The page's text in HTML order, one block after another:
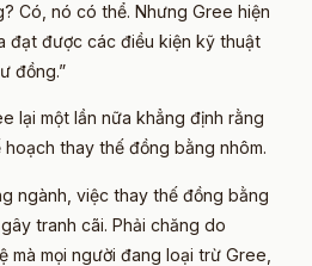
Có, nó có thể. Nhưng Gree hiện
đạt được các điều kiện kỹ thuật
đồng.”
lại một lần nữa khẳng định rằng
thay thế đồng bằng nhôm.
ngành, việc thay thế đồng bằng
tranh cãi. Phải chăng do
mà mọi người đang loại trừ Gree,